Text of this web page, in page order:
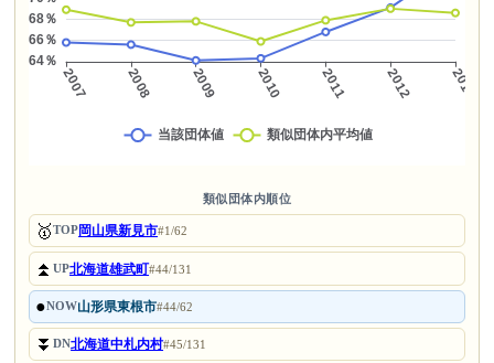
類似団体内順位
🥇TOP岡山県新見市#1/62
⏫UP北海道雄武町#44/131
●NOW山形県東根市#44/62
⏬DN北海道中札内村#45/131